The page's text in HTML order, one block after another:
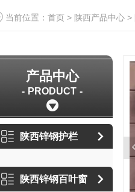
当前位置： 首页 > 陕西产品中心 >
产品中心
PRODUCT
陕西锌钢护栏
陕西锌钢百叶窗